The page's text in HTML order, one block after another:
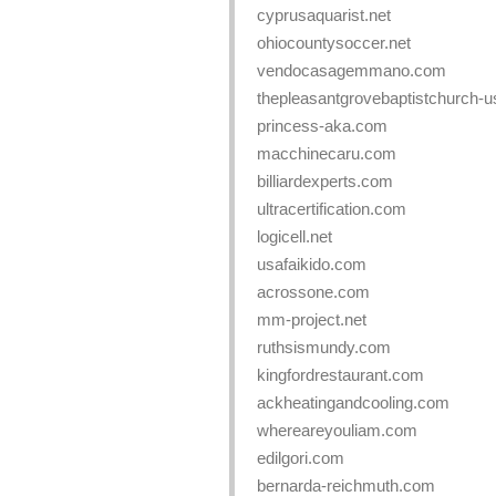
cyprusaquarist.net
ohiocountysoccer.net
vendocasagemmano.com
thepleasantgrovebaptistchurch-
princess-aka.com
macchinecaru.com
billiardexperts.com
ultracertification.com
logicell.net
usafaikido.com
acrossone.com
mm-project.net
ruthsismundy.com
kingfordrestaurant.com
ackheatingandcooling.com
whereareyouliam.com
edilgori.com
bernarda-reichmuth.com